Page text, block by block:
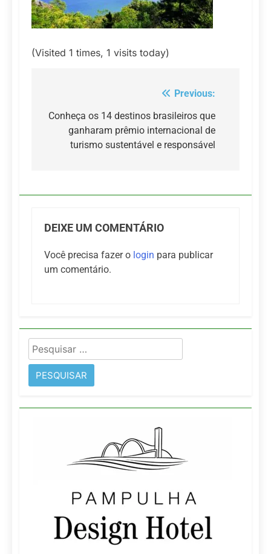
(Visited 1 times, 1 visits today)
de
Post
Previous:
Conheça os 14 destinos brasileiros que
ganharam prêmio internacional de
turismo sustentável e responsável
DEIXE UM COMENTÁRIO
Você precisa fazer o login para publicar
um comentário.
Pesquisar
por: